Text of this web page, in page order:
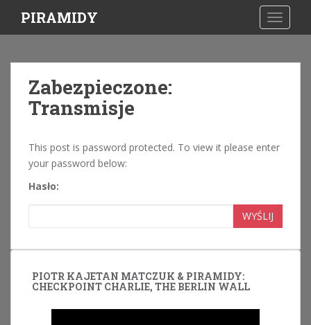
i
PIRAMIDY
Zabezpieczone:
Transmisje
This post is password protected. To view it please enter
your password below:
Hasło:
WYŚLIJ
PIOTR KAJETAN MATCZUK & PIRAMIDY:
CHECKPOINT CHARLIE, THE BERLIN WALL